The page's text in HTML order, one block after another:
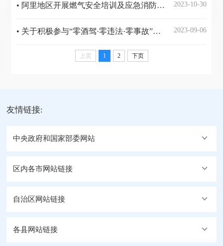
2023-10-30
• 阿里地区开展燃气安全培训及应急消防演练
2023-09-06
• 关于积极参与“零酒驾·零违法·零事故”交通安全文化创建活动的倡议书
上页 1 2 下页
友情链接:
中央政府和国家部委网站
区内各市网站链接
自治区网站链接
各县网站链接